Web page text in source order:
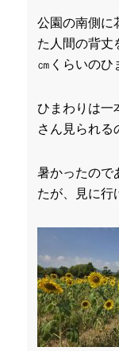
公園の南側に
た人間の背丈
㎝くらいのひ
ひまわりは一
さん見られる
暑かったので
たが、見に行